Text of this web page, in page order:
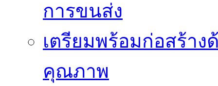
การขนส่ง
เตรียมพร้อมก่อสร้า
คุณภาพ